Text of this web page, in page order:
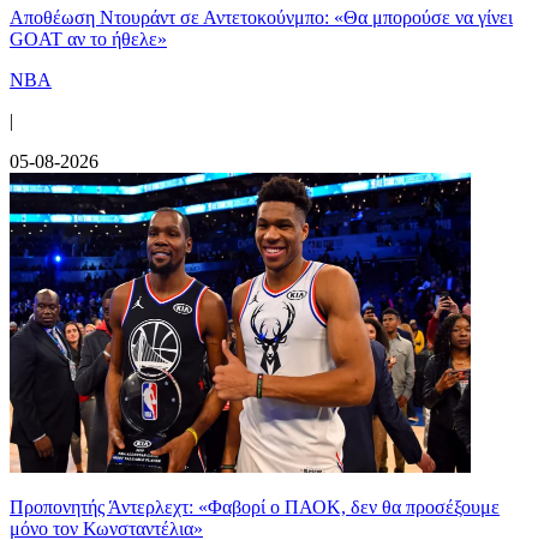
Αποθέωση Ντουράντ σε Αντετοκούνμπο: «Θα μπορούσε να γίνει
GOAT αν το ήθελε»
NBA
|
05-08-2026
Προπονητής Άντερλεχτ: «Φαβορί ο ΠΑΟΚ, δεν θα προσέξουμε
μόνο τον Κωνσταντέλια»